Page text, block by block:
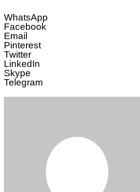
WhatsApp
Facebook
Email
Pinterest
Twitter
LinkedIn
Skype
Telegram